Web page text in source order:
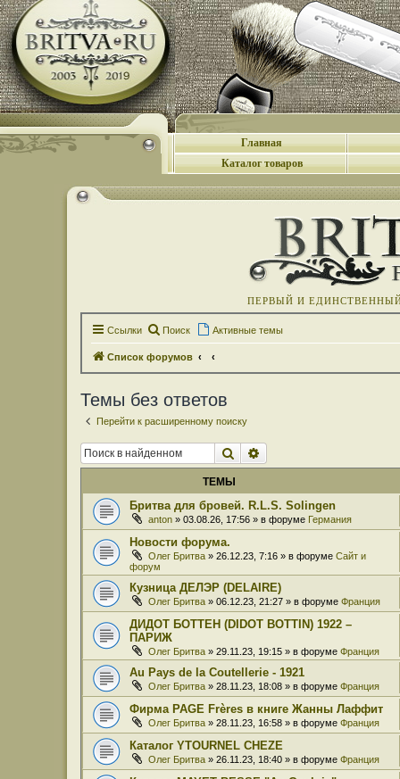
Главная
Каталог товаров
ПЕРВЫЙ И
Ссылки Поиск Активные темы
Список форумов
Темы без ответов
Перейти к расширенному поиску
Поиск
ТЕМЫ
Бритва для бровей. R.L.S. Solingen
anton » 03.08.26, 17:56 » в форуме Германия
Новости форума.
Олег Бритва » 26.12.23, 7:16 » в форуме Сайт и
форум
Кузница ДЕЛЭР (DELAIRE)
Олег Бритва » 06.12.23, 21:27 » в форуме Франция
ДИДОТ БОТТЕН (DIDOT BOTTIN) 1922 –
ПАРИЖ
Олег Бритва » 29.11.23, 19:15 » в форуме Франция
Au Pays de la Coutellerie - 1921
Олег Бритва » 28.11.23, 18:08 » в форуме Франция
Фирма PAGE Frères в книге Жанны Лаффит
Олег Бритва » 28.11.23, 16:58 » в форуме Франция
Каталог YTOURNEL CHEZE
Олег Бритва » 26.11.23, 18:40 » в форуме Франция